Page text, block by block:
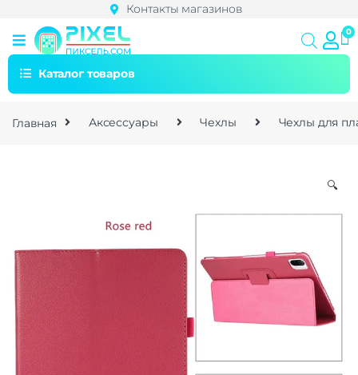
Контакты магазинов
Каталог товаров
Главная Аксессуары Чехлы Чехлы для
🔍